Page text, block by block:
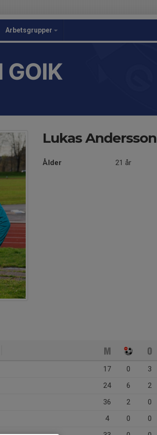
Arbetsgrupper
GOIK
Lukas Andersson
Ålder 21 år
17 0 3
24 6 2
36 2 0
4 0 0